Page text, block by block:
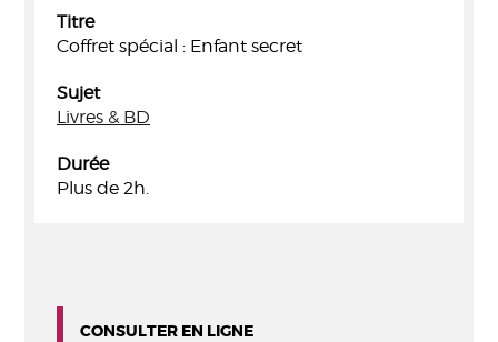
Titre
Coffret spécial : Enfant secret
Sujet
Livres & BD
Durée
Plus de 2h.
CONSULTER EN LIGNE